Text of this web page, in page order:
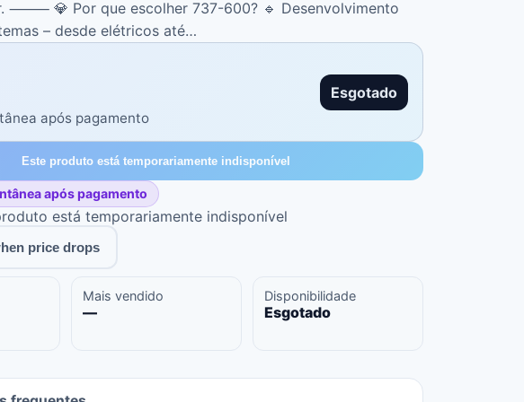
⸻ 💎 Por que escolher 737-600? 🔹 Desenvolvimento
– desde elétricos até…
após pagamento
Esgotado
Este produto está temporariamente indisponível
após pagamento
está temporariamente indisponível
price drops
Mais vendido
—
Disponibilidade
Esgotado